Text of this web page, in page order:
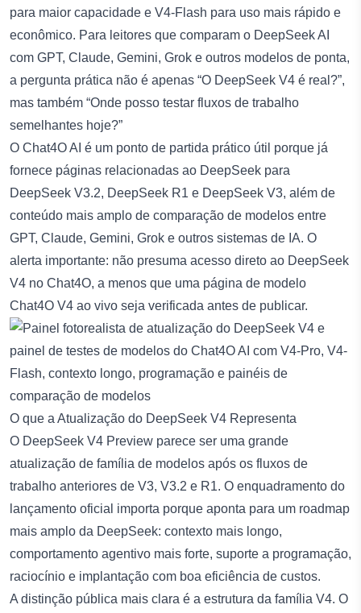
para maior capacidade e V4-Flash para uso mais rápido e
econômico. Para leitores que comparam o DeepSeek AI
com GPT, Claude, Gemini, Grok e outros modelos de ponta,
a pergunta prática não é apenas “O DeepSeek V4 é real?”,
mas também “Onde posso testar fluxos de trabalho
semelhantes hoje?”
O Chat4O AI é um ponto de partida prático útil porque já
fornece páginas relacionadas ao DeepSeek para
DeepSeek V3.2, DeepSeek R1 e DeepSeek V3, além de
conteúdo mais amplo de comparação de modelos entre
GPT, Claude, Gemini, Grok e outros sistemas de IA. O
alerta importante: não presuma acesso direto ao DeepSeek
V4 no Chat4O, a menos que uma página de modelo
Chat4O V4 ao vivo seja verificada antes de publicar.
O que a Atualização do DeepSeek V4 Representa
O DeepSeek V4 Preview parece ser uma grande
atualização de família de modelos após os fluxos de
trabalho anteriores de V3, V3.2 e R1. O enquadramento do
lançamento oficial importa porque aponta para um roadmap
mais amplo da DeepSeek: contexto mais longo,
comportamento agentivo mais forte, suporte a programação,
raciocínio e implantação com boa eficiência de custos.
A distinção pública mais clara é a estrutura da família V4. O